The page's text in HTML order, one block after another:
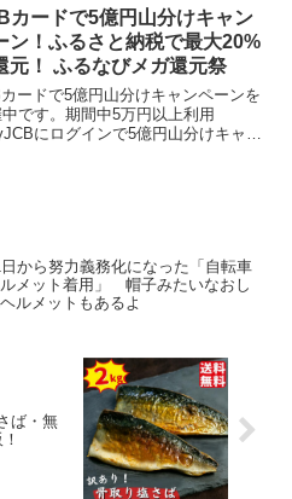
プリインストール→マイページのバ
タ...
カードで5億円山分けキャン
ン！ふるさと納税で最大20%
元！ ふるなびメガ還元祭
ードで5億円山分けキャンペーンを
です。期間中5万円以上利用
にログインで5億円山分けキャン
から努力義務化になった「自転車
メット着用」 帽子みたいなおし
ルメットもあるよ
ば・無